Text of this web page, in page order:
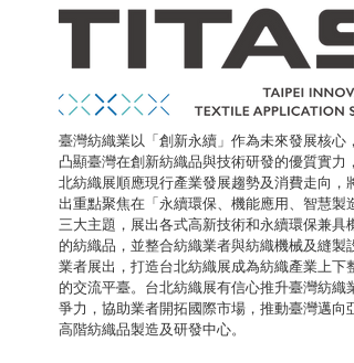
臺灣紡織業以「創新永續」作為未來發展核心，
凸顯臺灣在創新紡織品與技術研發的優質實力，
北紡織展順應現行產業發展趨勢及消費走向，將
出重點聚焦在「永續環保、機能應用、智慧製造
三大主題，展出各式高新技術和永續環保兼具機
的紡織品，並整合紡織業者與紡織機械及縫製設
業者展出，打造台北紡織展成為紡織產業上下整
的交流平臺。台北紡織展有信心推升臺灣紡織業
爭力，協助業者開拓國際市場，推動臺灣邁向亞
高階紡織品製造及研發中心。